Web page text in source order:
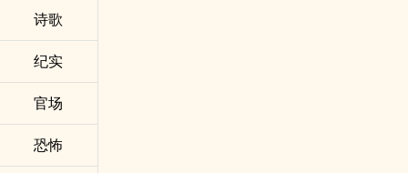
诗歌
纪实
官场
恐怖